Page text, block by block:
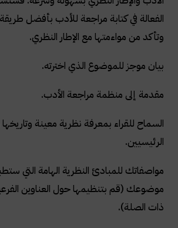
الفعالة في كتابة مراجعة للأدب بأفضل
وتأكد من مواءمتها مع الإطار النظري.
بيان موجز للموضوع الذي اخترته.
مقدمة إلى منظمة مراجعة الأدب.
السماح للقراء بمعرفة نظرية معينة
الرئيسيين.
مواصفاتك للمبادئ النظرية الهامة التي
موضوعك (قم بتنظيمها حول العناوين
ذات الصلة).